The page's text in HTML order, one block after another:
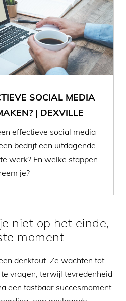
SOCIAL MEDIA
| DEXVILLE
effectieve social media
bedrijf een uitdagende
werk? En welke stappen
je?
niet op het einde,
moment
denkfout. Ze wachten tot
te vragen, terwijl tevredenheid
een tastbaar succesmoment.